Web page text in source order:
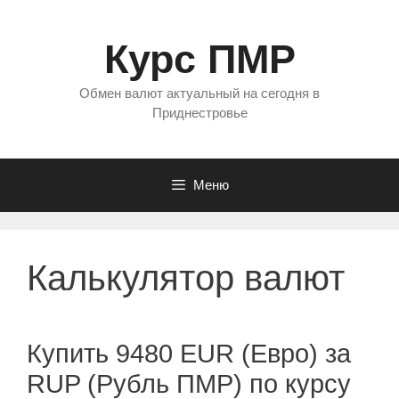
Курс ПМР
Обмен валют актуальный на сегодня в
Приднестровье
Меню
Калькулятор валют
Купить 9480 EUR (Евро) за
RUP (Рубль ПМР) по курсу